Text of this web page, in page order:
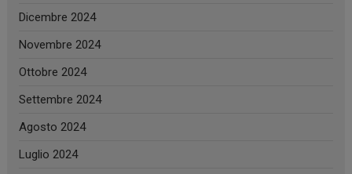
Dicembre 2024
Novembre 2024
Ottobre 2024
Settembre 2024
Agosto 2024
Luglio 2024